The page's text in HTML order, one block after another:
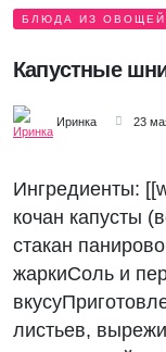
БЛЮДА ИЗ ОВОЩЕЙ
Капустные
Иринка 23
Ингредиенты:
кочан капусты
стакан
жаркиСоль и
листьев,